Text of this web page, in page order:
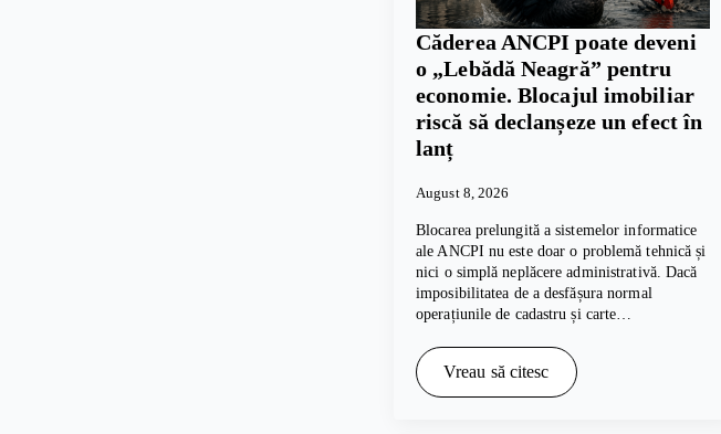
Căderea ANCPI poate deveni
o „Lebădă Neagră” pentru
economie. Blocajul imobiliar
riscă să declanșeze un efect în
lanț
August 8, 2026
Blocarea prelungită a sistemelor informatice
ale ANCPI nu este doar o problemă tehnică și
nici o simplă neplăcere administrativă. Dacă
imposibilitatea de a desfășura normal
operațiunile de cadastru și carte…
Vreau să citesc